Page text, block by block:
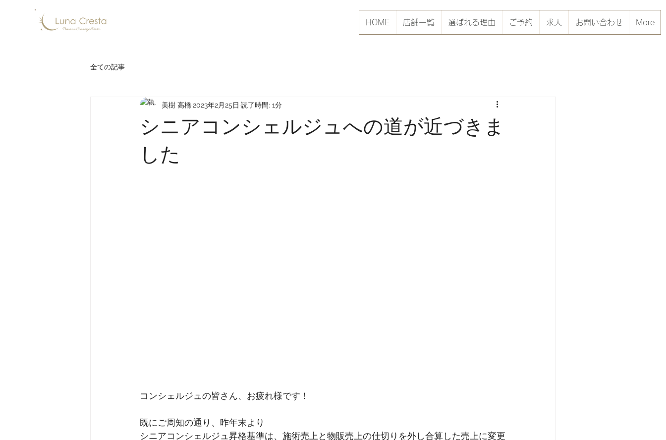
HOME 店舗一覧 選ばれる理由 ご予約 求人 お問い合わせ More
全ての記事
シニアコンシェルジュへの道が近づきま
した
美樹 高橋2023年2月25日 読了時間: 1分
コンシェルジュの皆さん、お疲れ様です！
既にご周知の通り、昨年末より
シニアコンシェルジュ昇格基準は、施術売上と物販売上の仕切りを外し合算した売上に変更